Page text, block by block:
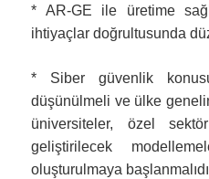
* AR-GE ile üretime
ihtiyaçlar doğrultusunda
* Siber güvenlik
düşünülmeli ve ülke
üniversiteler, özel
geliştirilecek
oluşturulmaya